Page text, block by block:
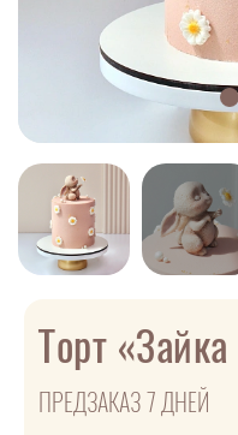
Торт
ПРЕДЗАКАЗ 7 ДНЕЙ